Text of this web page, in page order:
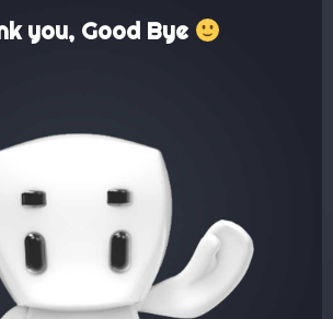
you, Good Bye